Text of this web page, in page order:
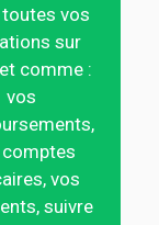
vos
sur
comme :
vos
vos
suivre